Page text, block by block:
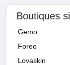
Boutiques
Gemo
Foreo
Lovaskin